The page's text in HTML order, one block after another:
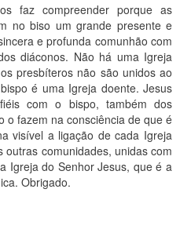
faz compreender porque as
no biso um grande presente e
e profunda comunhão com
diáconos. Não há uma Igreja
presbíteros não são unidos ao
é uma Igreja doente. Jesus
com o bispo, também dos
o fazem na consciência de que é
visível a ligação de cada Igreja
comunidades, unidas com
Igreja do Senhor Jesus, que é a
Obrigado.